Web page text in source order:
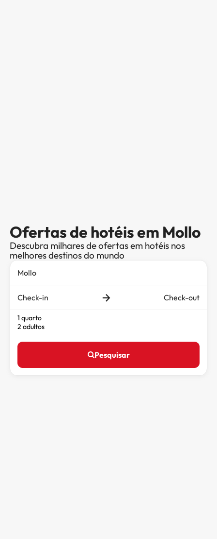
Ofertas de hotéis em Mollo
Descubra milhares de ofertas em hotéis nos
melhores destinos do mundo
Check-in Check-out
1 quarto
2 adultos
Pesquisar